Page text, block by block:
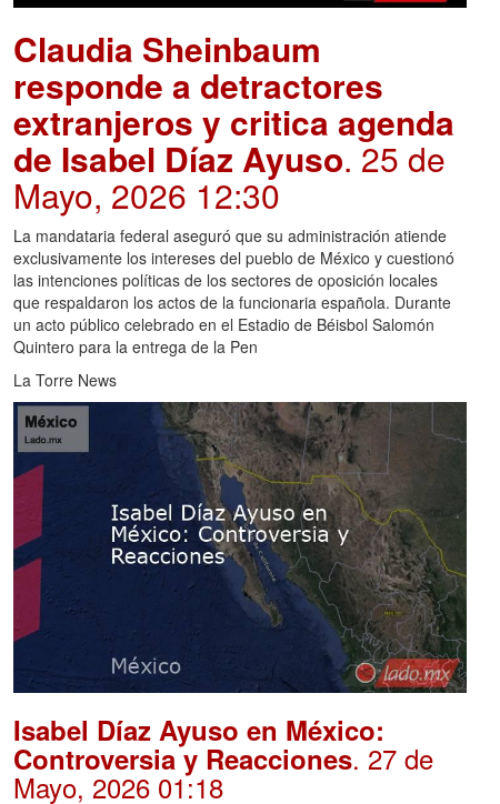
Claudia Sheinbaum
responde a detractores
extranjeros y critica agenda
de Isabel Díaz Ayuso. 25 de
Mayo, 2026 12:30
La mandataria federal aseguró que su administración atiende
exclusivamente los intereses del pueblo de México y cuestionó
las intenciones políticas de los sectores de oposición locales
que respaldaron los actos de la funcionaria española. Durante
un acto público celebrado en el Estadio de Béisbol Salomón
Quintero para la entrega de la Pen
La Torre News
Isabel Díaz Ayuso en México:
Controversia y Reacciones. 27 de
Mayo, 2026 01:18